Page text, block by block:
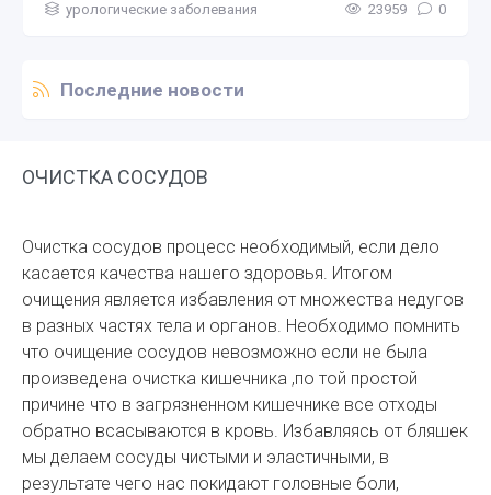
урологические заболевания 23959 0
Последние новости
ОЧИСТКА СОСУДОВ
Очистка сосудов процесс необходимый, если дело
касается качества нашего здоровья. Итогом
очищения является избавления от множества недугов
в разных частях тела и органов. Необходимо помнить
что очищение сосудов невозможно если не была
произведена очистка кишечника ,по той простой
причине что в загрязненном кишечнике все отходы
обратно всасываются в кровь. Избавляясь от бляшек
мы делаем сосуды чистыми и эластичными, в
результате чего нас покидают головные боли,